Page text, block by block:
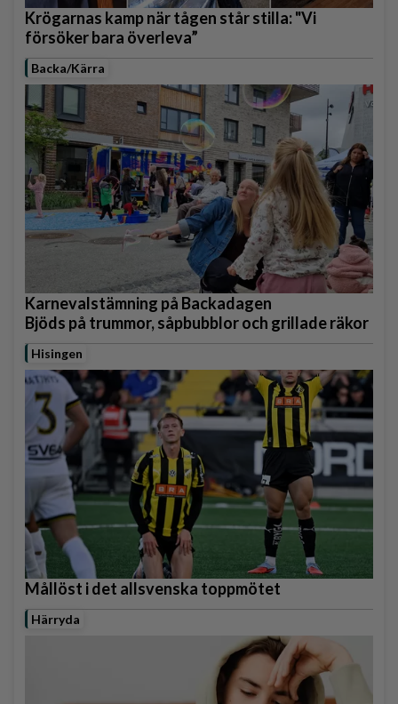
Krögarnas kamp när tågen står stilla: "Vi
försöker bara överleva”
Backa/Kärra
Karnevalstämning på Backadagen
Bjöds på trummor, såpbubblor och grillade räkor
Hisingen
Mållöst i det allsvenska toppmötet
Härryda